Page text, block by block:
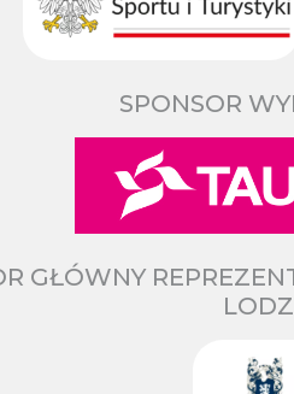
SPONSOR
GŁÓWNY